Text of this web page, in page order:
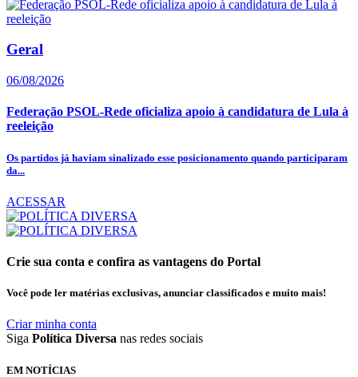
Geral
06/08/2026
Federação PSOL-Rede oficializa apoio à candidatura de Lula à
reeleição
Os partidos já haviam sinalizado esse posicionamento quando participaram
da...
ACESSAR
Crie sua conta e confira as vantagens do Portal
Você pode ler matérias exclusivas, anunciar classificados e muito mais!
Criar minha conta
Siga Política Diversa nas redes sociais
EM NOTÍCIAS